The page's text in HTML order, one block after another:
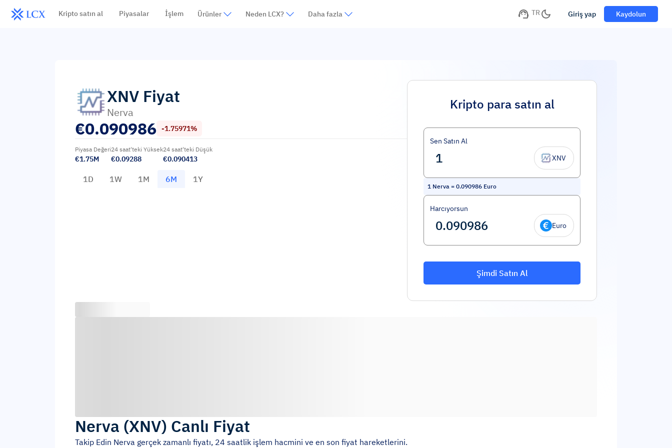
Kripto satın al Piyasalar İşlem Ürünler Neden LCX? Daha fazla TR Giriş yap Kaydolun
XNV Fiyat
Nerva
€0.090986 -1.75971%
Piyasa Değeri
€1.75M
24 saat'teki Yüksek
€0.09288
24 saat'teki Düşük
€0.090413
1D 1W 1M 6M 1Y
Kripto para satın al
Sen Satın Al
XNV
1 Nerva = 0.090986 Euro
Harcıyorsun
Euro
Şimdi Satın Al
Nerva (XNV) Canlı Fiyat
Takip Edin Nerva gerçek zamanlı fiyatı, 24 saatlik işlem hacmini ve en son fiyat hareketlerini.